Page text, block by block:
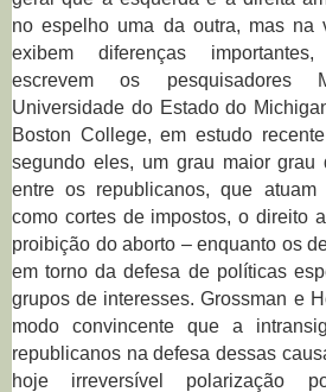
no espelho uma da outra, mas na
exibem diferenças
escrevem os pesquisadores
Universidade do Estado do
Boston College, em estudo
segundo eles, um grau maior grau
entre os republicanos, que
como cortes de impostos, o direito
proibição do aborto – enquanto os
em torno da defesa de políticas
grupos de interesses. Grossman e
modo convincente que a
republicanos na defesa dessas
hoje irreversível polarização